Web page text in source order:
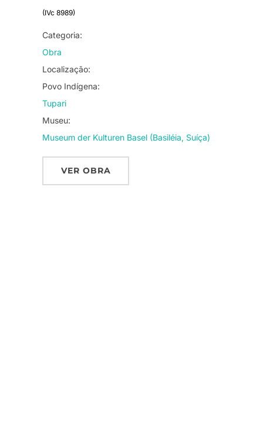
(IVc 8989)
Categoria:
Obra
Localização:
Povo Indígena:
Tupari
Museu:
Museum der Kulturen Basel (Basiléia, Suíça)
VER OBRA